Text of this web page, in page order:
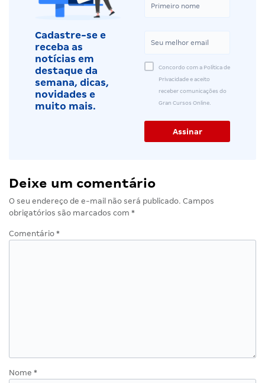
Cadastre-se e
receba as
notícias em
destaque da
semana, dicas,
novidades e
muito mais.
Concordo com a Política de
Privacidade e aceito
receber comunicações do
Gran Cursos Online.
Deixe um comentário
O seu endereço de e-mail não será publicado. Campos
obrigatórios são marcados com *
Comentário *
Nome *